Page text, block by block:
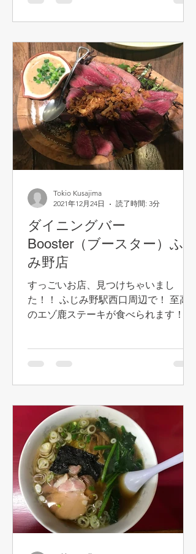
きましたが、「久呂無木」は何とい...
ダイニングバー
Booster（ブースター）ふじ
み野店
すっごいお店、見つけちゃいまし
た！！ ふじみ野駅西口周辺で！ 至高
のエゾ鹿ステーキが食べられます！ も
あるのに何と1,680円！！ ちゃんとし
(@@! ...
Tokio Kusajima
2021年12月24日
読了時間: 3分